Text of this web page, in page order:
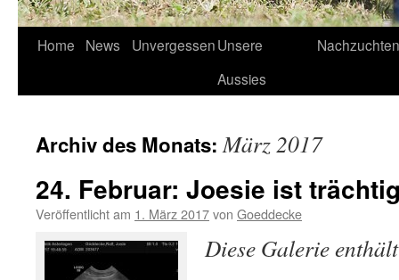
Home News UnvergessenUnsere
Aussies
Nachzuchten
Archiv des Monats:März 2017
24. Februar: Joesie ist
Veröffentlicht am 1. März 2017von Goeddecke
Diese Galerie